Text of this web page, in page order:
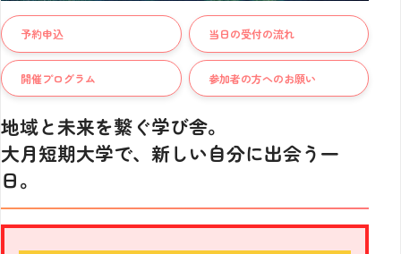
予約申込 当日の受付の流れ
開催プログラム 参加者の方へのお願い
地域と未来を繋ぐ学び舎。
大月短期大学で、新しい自分に出会う一
日。